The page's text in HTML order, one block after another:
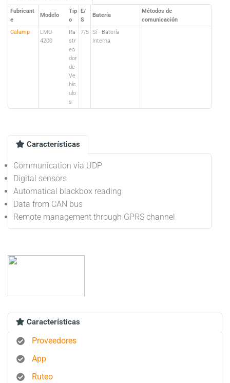
Fabricant
e
Modelo
Tip
o
E/
S
Batería
Métodos de
comunicación
Calamp
LMU-
4200
Ra
str
ea
dor
de
Ve
híc
ulo
s
7/5 Sí - Batería
Interna
Características
Communication via UDP
Digital sensors
Automatical blackbox reading
Data from CAN bus
Remote management through GPRS channel
Características
Proveedores
App
Ruteo